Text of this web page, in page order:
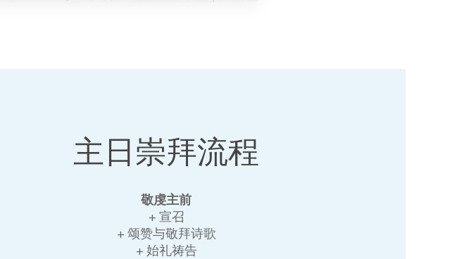
主日崇拜流程
敬虔主前
+ 宣召
+ 颂赞与敬拜诗歌
+ 始礼祷告